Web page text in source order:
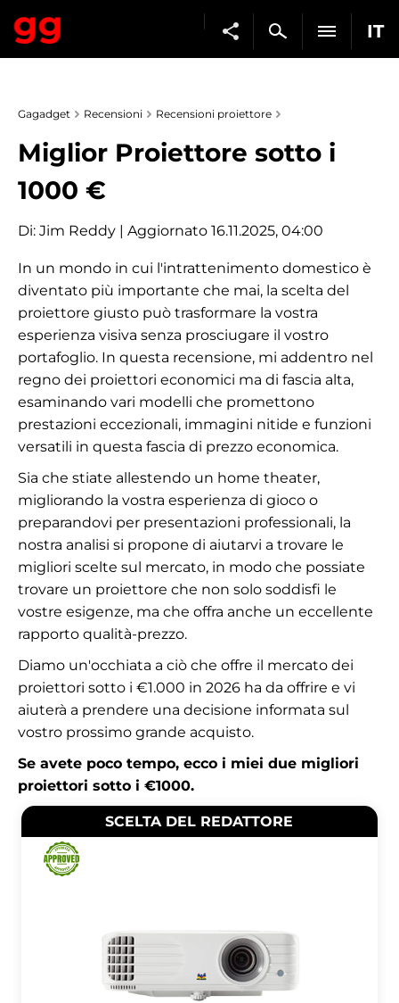
IT
Gagadget Recensioni Recensioni proiettore
Miglior Proiettore sotto i
1000 €
Di: Jim Reddy | Aggiornato 16.11.2025, 04:00
In un mondo in cui l'intrattenimento domestico è
diventato più importante che mai, la scelta del
proiettore giusto può trasformare la vostra
esperienza visiva senza prosciugare il vostro
portafoglio. In questa recensione, mi addentro nel
regno dei proiettori economici ma di fascia alta,
esaminando vari modelli che promettono
prestazioni eccezionali, immagini nitide e funzioni
versatili in questa fascia di prezzo economica.
Sia che stiate allestendo un home theater,
migliorando la vostra esperienza di gioco o
preparandovi per presentazioni professionali, la
nostra analisi si propone di aiutarvi a trovare le
migliori scelte sul mercato, in modo che possiate
trovare un proiettore che non solo soddisfi le
vostre esigenze, ma che offra anche un eccellente
rapporto qualità-prezzo.
Diamo un'occhiata a ciò che offre il mercato dei
proiettori sotto i €1.000 in 2026 ha da offrire e vi
aiuterà a prendere una decisione informata sul
vostro prossimo grande acquisto.
Se avete poco tempo, ecco i miei due migliori
proiettori sotto i €1000.
SCELTA DEL REDATTORE